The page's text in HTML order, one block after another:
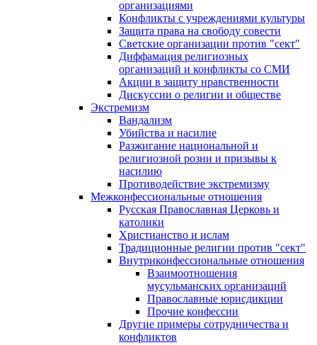
организациями
Конфликты с учреждениями культуры
Защита права на свободу совести
Светские организации против "сект"
Диффамация религиозных
организаций и конфликты со СМИ
Акции в защиту нравственности
Дискуссии о религии и обществе
Экстремизм
Вандализм
Убийства и насилие
Разжигание национальной и
религиозной розни и призывы к
насилию
Противодействие экстремизму
Межконфессиональные отношения
Русская Православная Церковь и
католики
Христианство и ислам
Традиционные религии против "сект"
Внутриконфессиональные отношения
Взаимоотношения
мусульманских организаций
Православные юрисдикции
Прочие конфессии
Другие примеры сотрудничества и
конфликтов